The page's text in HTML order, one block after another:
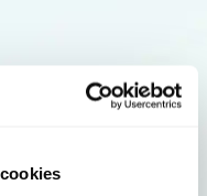
acties en tips